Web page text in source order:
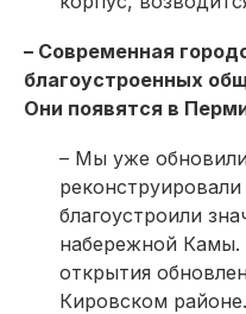
– Современная
благоустроенных
Они появятся в
– Мы уже
благоустроили
набережной
открытия
Кировском